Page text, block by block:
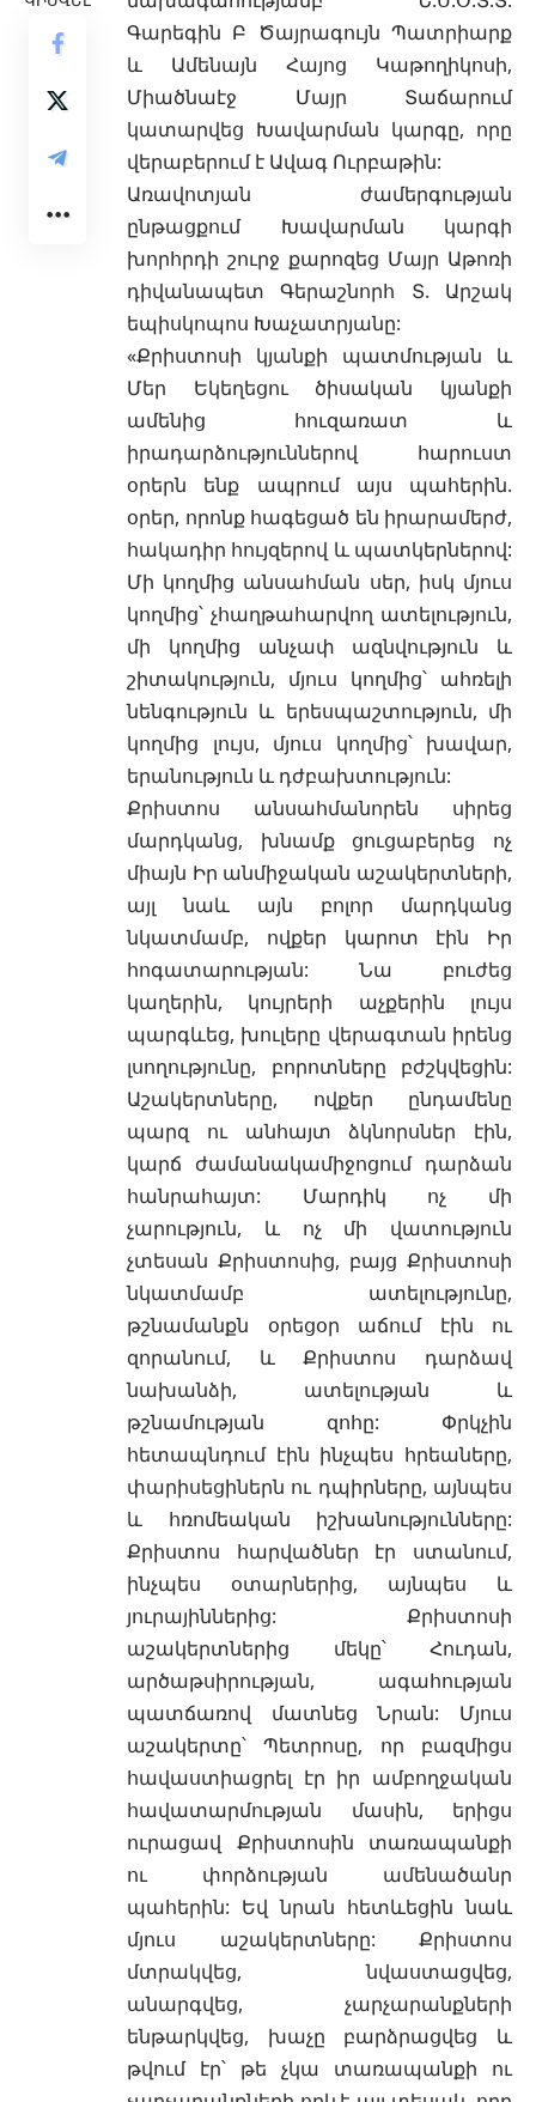
Գարեգին Բ Ծայրագույն Պատրիարք
և Ամենայն Հայոց Կաթողիկոսի,
Միածնաէջ Մայր Տաճարում
կատարվեց Խավարման կարգը, որը
վերաբերում է Ավագ Ուրբաթին:
Առավոտյան ժամերգության
ընթացքում Խավարման կարգի
խորհրդի շուրջ քարոզեց Մայր Աթոռի
դիվանապետ Գերաշնորհ Տ. Արշակ
եպիսկոպոս Խաչատրյանը:
«Քրիստոսի կյանքի պատմության և
Մեր Եկեղեցու ծիսական կյանքի
ամենից հուզառատ և
իրադարձություններով հարուստ
օրերն ենք ապրում այս պահերին.
օրեր, որոնք հագեցած են իրարամերժ,
հակադիր հույզերով և պատկերներով:
Մի կողմից անսահման սեր, իսկ մյուս
կողմից՝ չհաղթահարվող ատելություն,
մի կողմից անչափ ազնվություն և
շիտակություն, մյուս կողմից՝ ահռելի
նենգություն և երեսպաշտություն, մի
կողմից լույս, մյուս կողմից՝ խավար,
երանություն և դժբախտություն:
Քրիստոս անսահմանորեն սիրեց
մարդկանց, խնամք ցուցաբերեց ոչ
միայն Իր անմիջական աշակերտների,
այլ նաև այն բոլոր մարդկանց
նկատմամբ, ովքեր կարոտ էին Իր
հոգատարության: Նա բուժեց
կաղերին, կույրերի աչքերին լույս
պարգևեց, խուլերը վերագտան իրենց
լսողությունը, բորոտները բժշկվեցին:
Աշակերտները, ովքեր ընդամենը
պարզ ու անհայտ ձկնորսներ էին,
կարճ ժամանակամիջոցում դարձան
հանրահայտ: Մարդիկ ոչ մի
չարություն, և ոչ մի վատություն
չտեսան Քրիստոսից, բայց Քրիստոսի
նկատմամբ ատելությունը,
թշնամանքն օրեցօր աճում էին ու
զորանում, և Քրիստոս դարձավ
նախանձի, ատելության և
թշնամության զոհը: Փրկչին
հետապնդում էին ինչպես հրեաները,
փարիսեցիներն ու դպիրները, այնպես
և հռոմեական իշխանությունները:
Քրիստոս հարվածներ էր ստանում,
ինչպես օտարներից, այնպես և
յուրայիններից: Քրիստոսի
աշակերտներից մեկը՝ Հուդան,
արծաթսիրության, ագահության
պատճառով մատնեց Նրան: Մյուս
աշակերտը՝ Պետրոսը, որ բազմիցս
հավաստիացրել էր իր ամբողջական
հավատարմության մասին, երիցս
ուրացավ Քրիստոսին տառապանքի
ու փորձության ամենածանր
պահերին: Եվ նրան հետևեցին նաև
մյուս աշակերտները: Քրիստոս
մտրակվեց, նվաստացվեց,
անարգվեց, չարչարանքների
ենթարկվեց, խաչը բարձրացվեց և
թվում էր՝ թե չկա տառապանքի ու